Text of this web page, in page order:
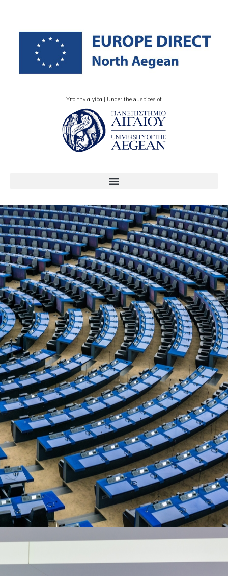
Υπό την αιγίδα | Under the auspices of